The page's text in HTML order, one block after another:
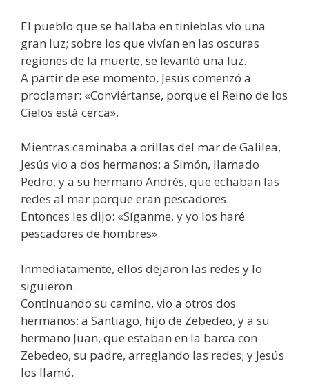
El pueblo que se hallaba en tinieblas vio una
gran luz; sobre los que vivían en las oscuras
regiones de la muerte, se levantó una luz.
A partir de ese momento, Jesús comenzó a
proclamar: «Conviértanse, porque el Reino de los
Cielos está cerca».
Mientras caminaba a orillas del mar de Galilea,
Jesús vio a dos hermanos: a Simón, llamado
Pedro, y a su hermano Andrés, que echaban las
redes al mar porque eran pescadores.
Entonces les dijo: «Síganme, y yo los haré
pescadores de hombres».
Inmediatamente, ellos dejaron las redes y lo
siguieron.
Continuando su camino, vio a otros dos
hermanos: a Santiago, hijo de Zebedeo, y a su
hermano Juan, que estaban en la barca con
Zebedeo, su padre, arreglando las redes; y Jesús
los llamó.